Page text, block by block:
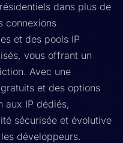
dans plus de
connexions
et des pools IP
vous offrant un
Avec une
et des options
aux IP dédiés,
sécurisée et évolutive
développeurs.